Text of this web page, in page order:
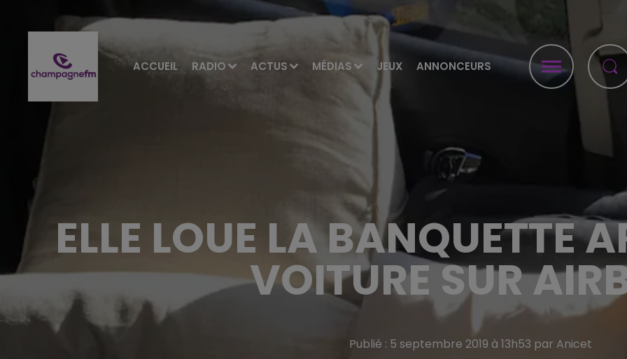
ACCUEIL RADIO ACTUS MÉDIAS JEUX ANNONCEURS
ELLE LOUE LA BANQUETTE
VOITURE SUR
Publié : 5 septembre 2019 à 13h53 par Anicet